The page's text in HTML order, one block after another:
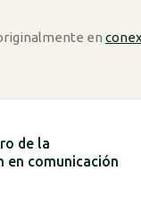
en
de la
en comunicación